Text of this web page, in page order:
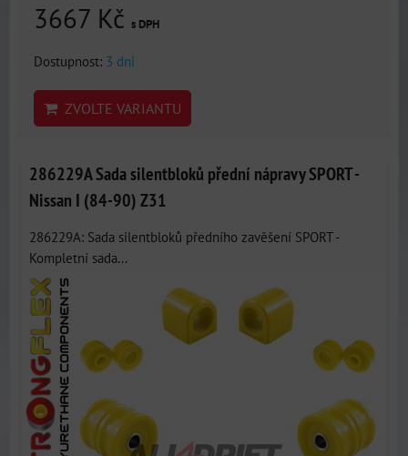
3667 Kč s DPH
Dostupnost: 3 dni
ZVOLTE VARIANTU
286229A Sada silentbloků přední nápravy SPORT -
Nissan I (84-90) Z31
286229A: Sada silentbloků předního zavěšení SPORT -
Kompletní sada...